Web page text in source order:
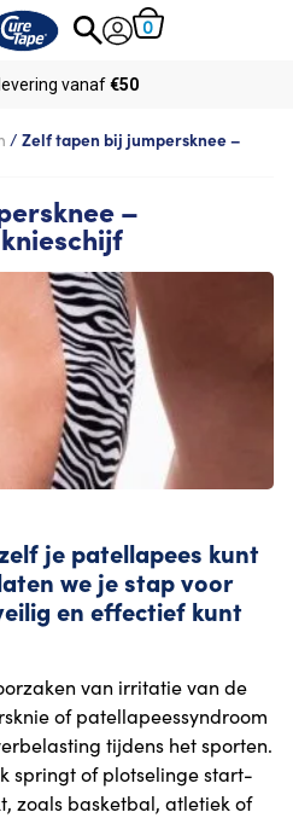
0
vanaf€50
/ Zelf tapen bij jumpersknee –
–
je patellapees kunt
we je stap voor
en effectief kunt
van irritatie van de
of patellapeessyndroom
tijdens het sporten.
springt of plotselinge start-
zoals basketbal, atletiek of